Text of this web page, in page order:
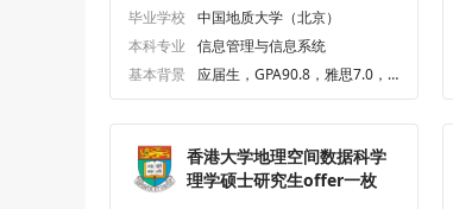
毕业学校
中国地质大学（北京）
本科专业
信息管理与信息系统
基本背景
应届生，GPA90.8，雅思7.0，G
香港大学地理空间数据科学
理学硕士研究生offer一枚